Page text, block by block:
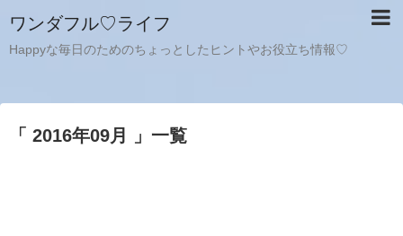
ワンダフル♡ライフ
Happyな毎日のためのちょっとしたヒントやお役立ち情報♡
「 2016年09月 」一覧